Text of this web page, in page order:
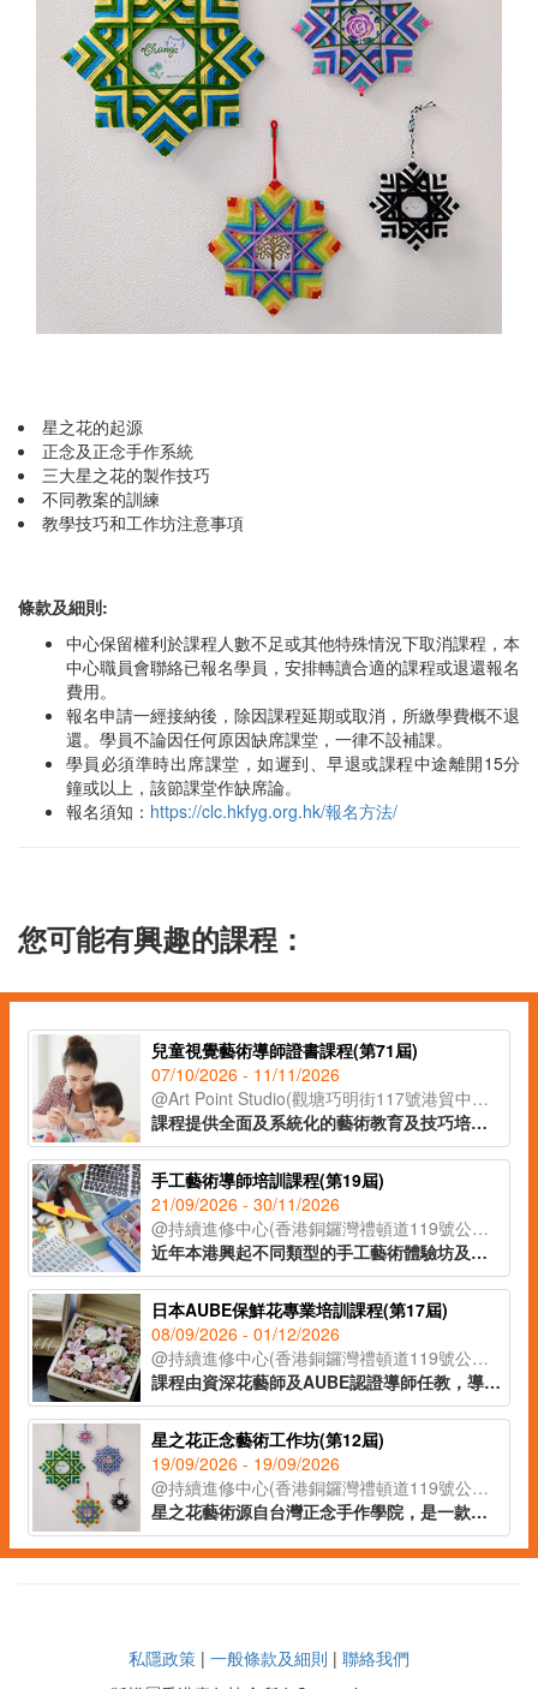
星之花的起源
正念及正念手作系統
三大星之花的製作技巧
不同教案的訓練
教學技巧和工作坊注意事項
條款及細則:
中心保留權利於課程人數不足或其他特殊情況下取消課程，本
中心職員會聯絡已報名學員，安排轉讀合適的課程或退還報名
費用。
報名申請一經接納後，除因課程延期或取消，所繳學費概不退
還。學員不論因任何原因缺席課堂，一律不設補課。
學員必須準時出席課堂，如遲到、早退或課程中途離開15分
鐘或以上，該節課堂作缺席論。
報名須知： https://clc.hkfyg.org.hk/報名方法/
您可能有興趣的課程：
兒童視覺藝術導師證書課程(第71屆)
07/10/2026 - 11/11/2026
@Art Point Studio(觀塘巧明街117號港貿中心18樓02室)
課程提供全面及系統化的藝術教育及技巧培訓，配合兒童心理學理論，教授學員視藝教案設計、兒童教學技巧、評估方法，以及如何有效與家長溝通及協調。課程提供兒童畫室教學場地實地參觀機會，學員可親身體驗視藝課堂的環境氣氛，運用所學的理論與技巧實踐在教育工作及管理上。
手工藝術導師培訓課程(第19屆)
21/09/2026 - 30/11/2026
@持續進修中心(香港銅鑼灣禮頓道119號公理堂大樓21-23樓)
近年本港興起不同類型的手工藝術體驗坊及興趣班，不論是大人或小朋友，亦會在空餘時間參加手工藝術創作活動，學習新技能。課程為有志投身手工藝術導師或藝術教育人士而設，學員可透過課堂體驗，學習多項潮流及時尚的手作藝術，掌握班組設計及帶領技巧，提升教學專業。
日本AUBE保鮮花專業培訓課程(第17屆)
08/09/2026 - 01/12/2026
@持續進修中心(香港銅鑼灣禮頓道119號公理堂大樓21-23樓)
課程由資深花藝師及AUBE認證導師任教，導師將多年歐式花藝設計經驗與技巧，融入保鮮花工藝當中，善用花藝的色彩配搭理論，靈巧結合不同的花材及葉材設計成別出心裁的獨特作品。課程所有花材及花器均由日本直送，學員完成指定作品，可自費申請由AUBE發出的認可證書並成為會員，會員更可終身以批發價於AUBE購買日本直送花材和花器。
星之花正念藝術工作坊(第12屆)
19/09/2026 - 19/09/2026
@持續進修中心(香港銅鑼灣禮頓道119號公理堂大樓21-23樓)
星之花藝術源自台灣正念手作學院，是一款結合了療癒和編織的新興手作藝術。透過靜心動手與重複繞線，有助專注當下、覺察自我，在感受療癒的正念狀態下，編織出一顆別具意義的星之花。
私隱政策 | 一般條款及細則 | 聯絡我們